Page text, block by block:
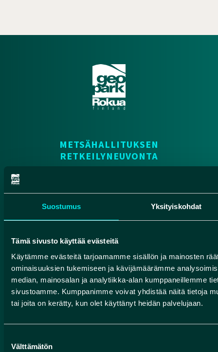
Suostumus Yksityiskohdat
Tämä sivusto käyttää evästeitä
Käytämme evästeitä tarjoamamme sisällön ja mainosten
ominaisuuksien tukemiseen ja kävijämäärämme
median, mainosalan ja analytiikka-alan kumppaneillemme
sivustoamme. Kumppanimme voivat yhdistää näitä tietoja
tai joita on kerätty, kun olet käyttänyt heidän palvelujaan.
valinta
Välttämätön
METSÄHALLITUKSEN
RETKEILYNEUVONTA
Liimanninkoski
Suomen geoparkit
HUMANPOLIS OY (ROKUA GEOPARK)
Valtatie 17